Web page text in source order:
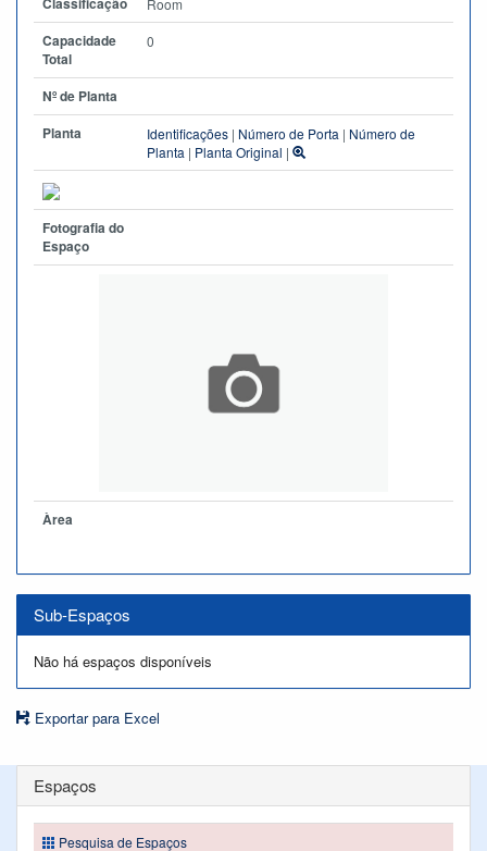
Room
Capacidade
Total
0
Nº de Planta
Planta
Identificações | Número de Porta | Número de
Planta | Planta Original |
Fotografia do
Espaço
Àrea
Sub-Espaços
Não há espaços disponíveis
Exportar para Excel
Espaços
Pesquisa de Espaços